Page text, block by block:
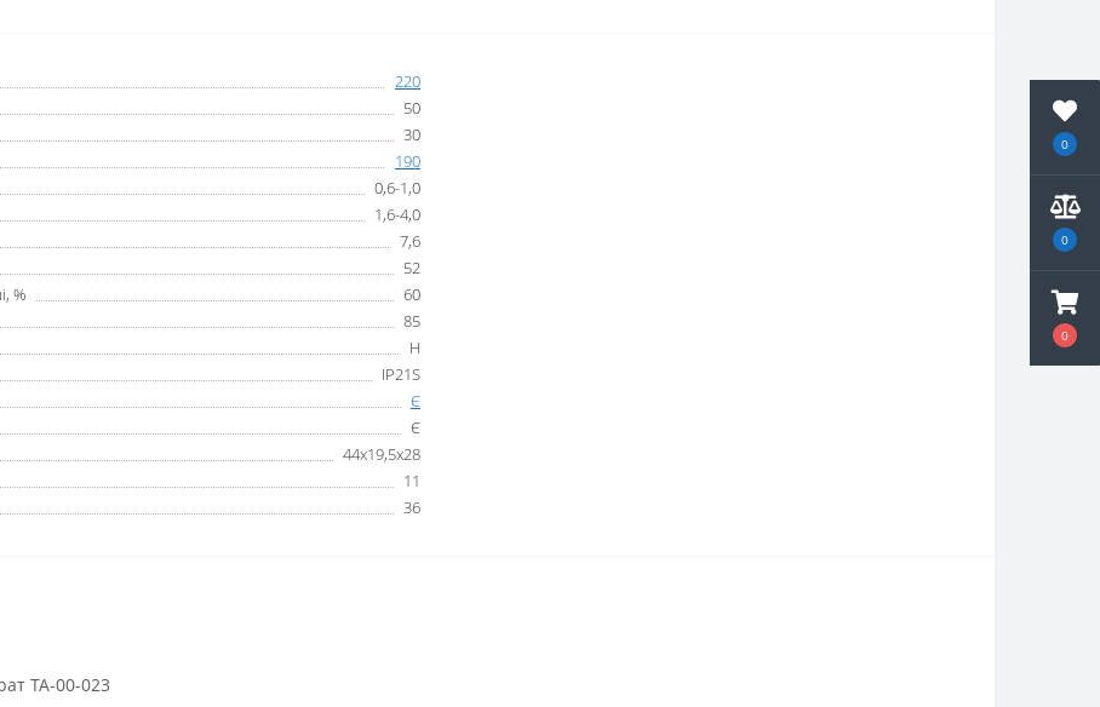
0
0
0
220
50
30
190
0,6-1,0
1,6-4,0
7,6
52
%
60
85
H
IP21S
Є
Є
44х19,5х28
11
36
ТА-00-023